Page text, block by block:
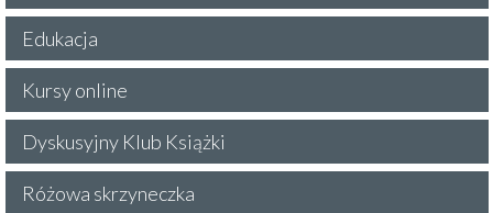
Edukacja
Kursy online
Dyskusyjny Klub Książki
Różowa skrzyneczka